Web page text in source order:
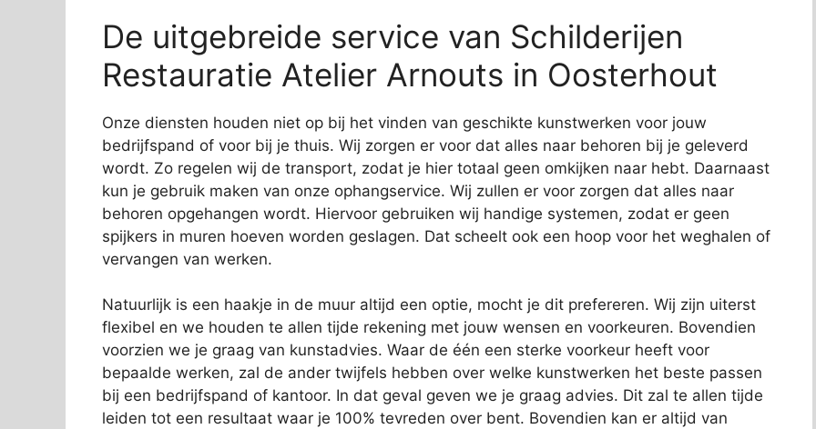
De uitgebreide service van Schilderijen
Restauratie Atelier Arnouts in Oosterhout
Onze diensten houden niet op bij het vinden van geschikte kunstwerken voor jouw
bedrijfspand of voor bij je thuis. Wij zorgen er voor dat alles naar behoren bij je geleverd
wordt. Zo regelen wij de transport, zodat je hier totaal geen omkijken naar hebt. Daarnaast
kun je gebruik maken van onze ophangservice. Wij zullen er voor zorgen dat alles naar
behoren opgehangen wordt. Hiervoor gebruiken wij handige systemen, zodat er geen
spijkers in muren hoeven worden geslagen. Dat scheelt ook een hoop voor het weghalen of
vervangen van werken.
Natuurlijk is een haakje in de muur altijd een optie, mocht je dit prefereren. Wij zijn uiterst
flexibel en we houden te allen tijde rekening met jouw wensen en voorkeuren. Bovendien
voorzien we je graag van kunstadvies. Waar de één een sterke voorkeur heeft voor
bepaalde werken, zal de ander twijfels hebben over welke kunstwerken het beste passen
bij een bedrijfspand of kantoor. In dat geval geven we je graag advies. Dit zal te allen tijde
leiden tot een resultaat waar je 100% tevreden over bent. Bovendien kan er altijd van